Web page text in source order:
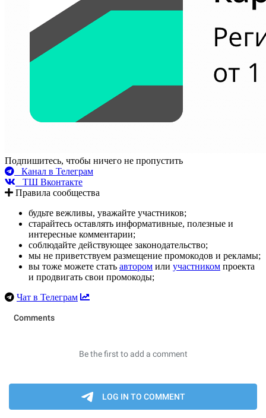
Подпишитесь, чтобы ничего не пропустить
Канал в Телеграм
ТШ Вконтакте
Правила сообщества
будьте вежливы, уважайте участников;
старайтесь оставлять информативные, полезные и
интересные комментарии;
соблюдайте действующее законодательство;
мы не приветствуем размещение промокодов и рекламы;
вы тоже можете стать автором или участником проекта
и продвигать свои промокоды;
Чат в Телеграм